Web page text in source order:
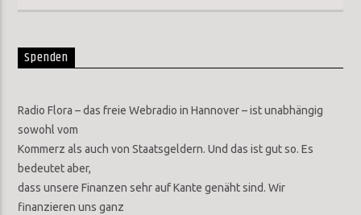
Spenden
Radio Flora – das freie Webradio in Hannover – ist unabhängig
sowohl vom
Kommerz als auch von Staatsgeldern. Und das ist gut so. Es
bedeutet aber,
dass unsere Finanzen sehr auf Kante genäht sind. Wir
finanzieren uns ganz